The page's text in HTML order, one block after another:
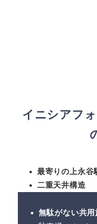
イニシアフ
最寄りの上永谷
二重天井構造
無駄がない共用